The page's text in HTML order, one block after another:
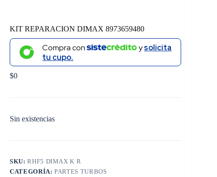
KIT REPARACION DIMAX 8973659480
Compra con ysolicita
tu cupo.
$0
Sin existencias
SKU:RHF5 DIMAX K R
CATEGORÍA:PARTES TURBOS